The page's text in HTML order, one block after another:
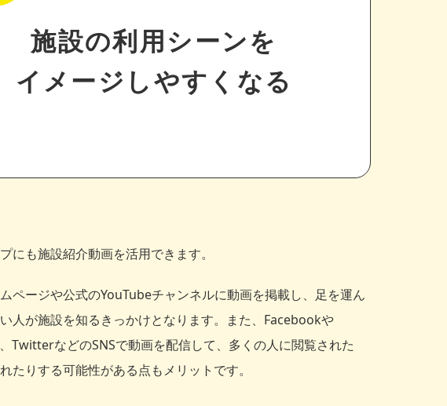
施設の利用シーンを
イメージしやすくなる
にも施設紹介動画を活用できます。
ページや公式のYouTubeチャンネルに動画を掲載し、足を運ん
人が施設を知るきっかけとなります。また、Facebookや
TwitterなどのSNSで動画を配信して、多くの人に閲覧された
たりする可能性がある点もメリットです。